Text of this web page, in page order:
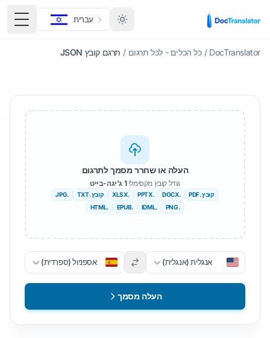
עברית
DocTranslator
/ כל הכלים - לכל תרגום / תרגם קובץ JSON
העלה או שחרר מסמך לתרגום
גודל קובץ מקסימלי1 ג'יגה-בייט
קובץ .PDF .DOCX
.PPTX
.XLSX קובץ .TXT
.JPG
.PNG
.IDML
.EPUB
.HTML
אנגלית (אנגלית) אספניול (ספרדית)
העלה מסמך